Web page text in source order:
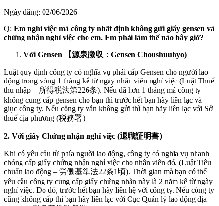
Ngày đăng: 02/06/2026
Q: Em nghỉ việc mà công ty nhất định không gửi giấy gensen và
chứng nhận nghỉ việc cho em. Em phải làm thế nào bây giờ?
Với Gensen 【源泉徴収：Gensen Choushuuhyo)
Luật quy định công ty có nghĩa vụ phải cấp Gensen cho người lao
động trong vòng 1 tháng kể từ ngày nhân viên nghỉ việc (Luật Thuế
thu nhập – 所得税法第226条). Nếu đã hơn 1 tháng mà công ty
không cung cấp gensen cho bạn thì trước hết bạn hãy liên lạc và
giục công ty. Nếu công ty vẫn không gửi thì bạn hãy liên lạc với Sở
thuế địa phương (税務署）
2. Với giấy Chứng nhận nghỉ việc (退職証明書）
Khi có yêu cầu từ phía người lao động, công ty có nghĩa vụ nhanh
chóng cấp giấy chứng nhận nghỉ việc cho nhân viên đó. (Luật Tiêu
chuẩn lao động – 労働基準法22条1頃). Thời gian mà bạn có thể
yêu cầu công ty cung cấp giấy chứng nhận này là 2 năm kể từ ngày
nghỉ việc. Do đó, trước hết bạn hãy liên hệ với công ty. Nếu công ty
cũng không cấp thì bạn hãy liên lạc với Cục Quản lý lao động địa